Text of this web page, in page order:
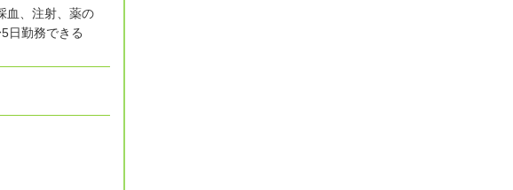
血、注射、薬の
日勤務できる